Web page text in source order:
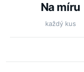
Na míru
každý kus